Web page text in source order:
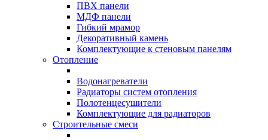
ПВХ панели
МДФ панели
Гибкий мрамор
Декоративный камень
Комплектующие к стеновым панелям
Отопление
Водонагреватели
Радиаторы систем отопления
Полотенцесушители
Комплектующие для радиаторов
Строительные смеси